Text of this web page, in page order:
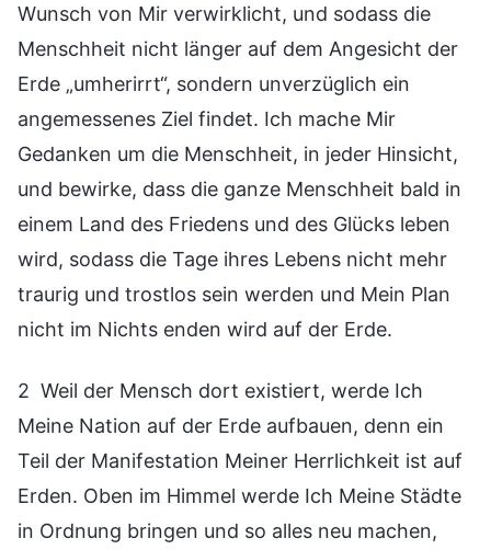
Wunsch von Mir verwirklicht, und sodass die
Menschheit nicht länger auf dem Angesicht der
Erde „umherirrt“, sondern unverzüglich ein
angemessenes Ziel findet. Ich mache Mir
Gedanken um die Menschheit, in jeder Hinsicht,
und bewirke, dass die ganze Menschheit bald in
einem Land des Friedens und des Glücks leben
wird, sodass die Tage ihres Lebens nicht mehr
traurig und trostlos sein werden und Mein Plan
nicht im Nichts enden wird auf der Erde.
2 Weil der Mensch dort existiert, werde Ich
Meine Nation auf der Erde aufbauen, denn ein
Teil der Manifestation Meiner Herrlichkeit ist auf
Erden. Oben im Himmel werde Ich Meine Städte
in Ordnung bringen und so alles neu machen,